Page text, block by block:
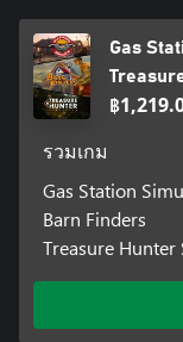
Gas
฿
รวมเกม
Gas Station
Barn Finders
Treasure